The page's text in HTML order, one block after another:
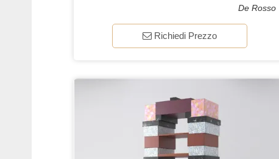
De Rosso
Richiedi Prezzo